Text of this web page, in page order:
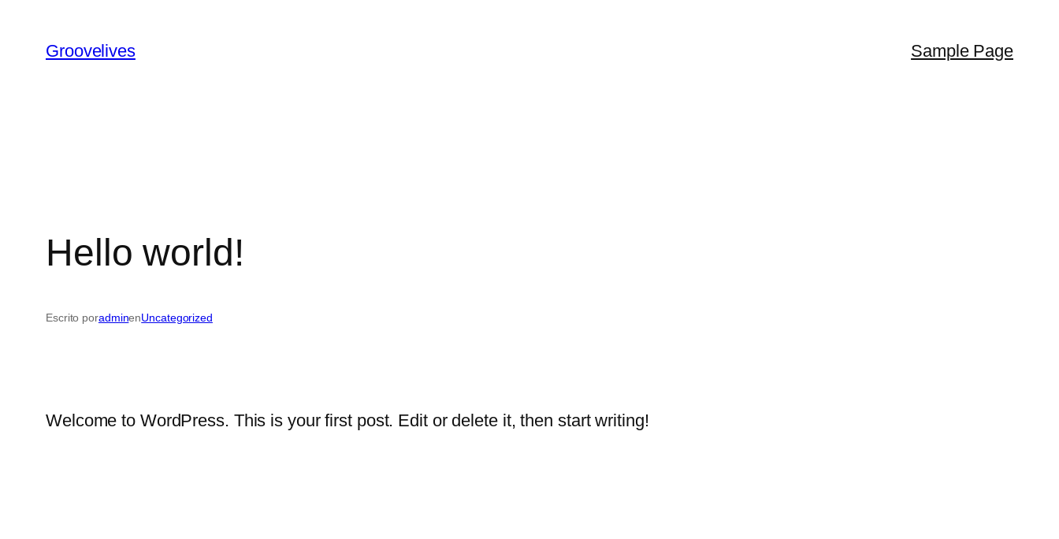
contenido
Groovelives Sample Page
Hello world!
Escrito poradminenUncategorized
Welcome to WordPress. This is your first post. Edit or delete it, then start writing!